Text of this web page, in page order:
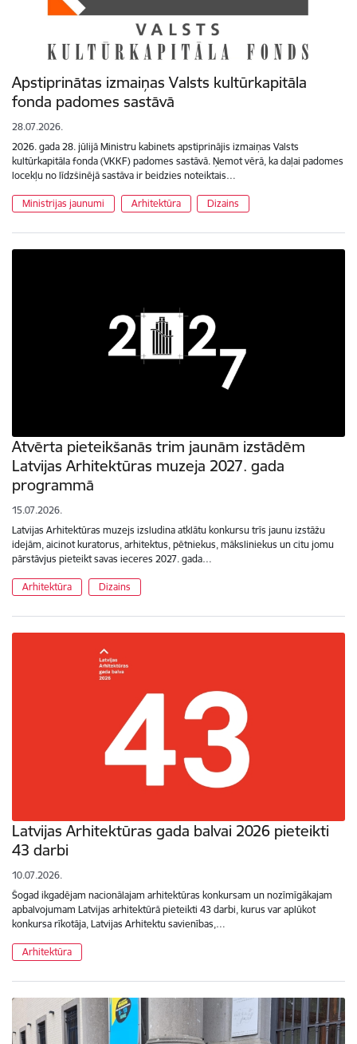
Apstiprinātas izmaiņas Valsts kultūrkapitāla
fonda padomes sastāvā
28.07.2026.
2026. gada 28. jūlijā Ministru kabinets apstiprinājis izmaiņas Valsts
kultūrkapitāla fonda (VKKF) padomes sastāvā. Ņemot vērā, ka daļai padomes
locekļu no līdzšinējā sastāva ir beidzies noteiktais…
Ministrijas jaunumi Arhitektūra Dizains
Atvērta pieteikšanās trim jaunām izstādēm
Latvijas Arhitektūras muzeja 2027. gada
programmā
15.07.2026.
Latvijas Arhitektūras muzejs izsludina atklātu konkursu trīs jaunu izstāžu
idejām, aicinot kuratorus, arhitektus, pētniekus, māksliniekus un citu jomu
pārstāvjus pieteikt savas ieceres 2027. gada…
Arhitektūra Dizains
Latvijas Arhitektūras gada balvai 2026 pieteikti
43 darbi
10.07.2026.
Šogad ikgadējam nacionālajam arhitektūras konkursam un nozīmīgākajam
apbalvojumam Latvijas arhitektūrā pieteikti 43 darbi, kurus var aplūkot
konkursa rīkotāja, Latvijas Arhitektu savienības,…
Arhitektūra